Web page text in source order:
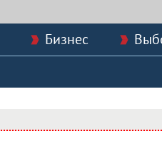
Бизнес